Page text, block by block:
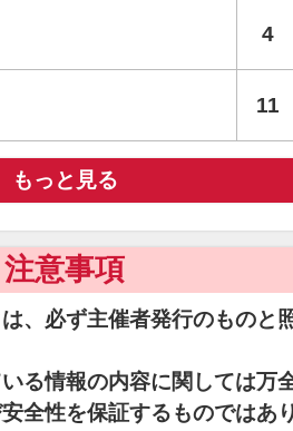
4
11
もっと見る
注意事項
、必ず主催者発行のものと
る情報の内容に関しては万
全性を保証するものではあ